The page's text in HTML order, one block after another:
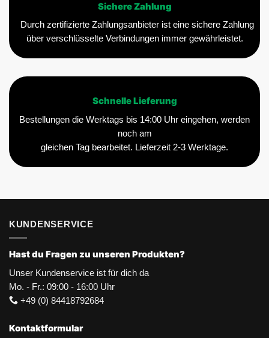
Sichere Zahlung
Durch zertifizierte Zahlungsanbieter ist eine sichere Zahlung
über verschlüsselte Verbindungen immer gewährleistet.
Schnelle Lieferung
Bestellungen die Werktags bis 14:00 Uhr eingehen, werden
noch am
gleichen Tag bearbeitet. Lieferzeit 2-3 Werktage.
KUNDENSERVICE
Hast du Fragen zu unseren Produkten?
Unser Kundenservice ist für dich da
Mo. - Fr.: 09:00 - 16:00 Uhr
+49 (0) 84418792684
Kontaktformular